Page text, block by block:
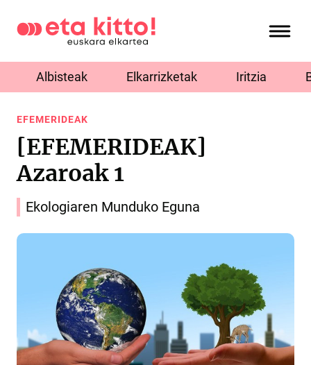
Albisteak Elkarrizketak Iritzia
EFEMERIDEAK
[EFEMERIDEAK]
Azaroak 1
Ekologiaren Munduko Eguna